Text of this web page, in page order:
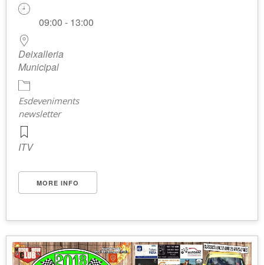
09:00 - 13:00
Deixalleria
Municipal
Esdeveniments
newsletter
ITV
MORE INFO